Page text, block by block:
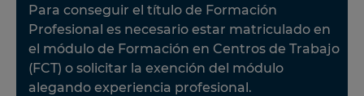
Para conseguir el título de Formación
Profesional es necesario estar matriculado en
el módulo de Formación en Centros de Trabajo
(FCT) o solicitar la exención del módulo
alegando experiencia profesional.